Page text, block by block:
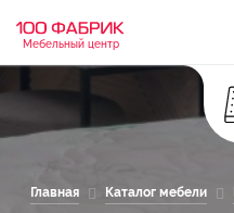
Мебельный центр
Главная Каталог мебели